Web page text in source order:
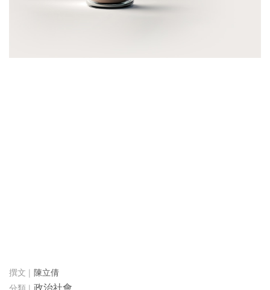
陳立倩